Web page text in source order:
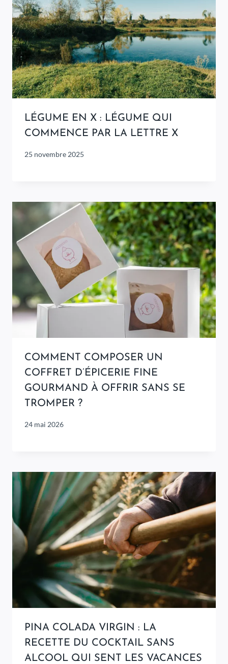
LÉGUME EN X : LÉGUME QUI
COMMENCE PAR LA LETTRE X
25 novembre 2025
COMMENT COMPOSER UN
COFFRET D’ÉPICERIE FINE
GOURMAND À OFFRIR SANS SE
TROMPER ?
24 mai 2026
PINA COLADA VIRGIN : LA
RECETTE DU COCKTAIL SANS
ALCOOL QUI SENT LES VACANCES